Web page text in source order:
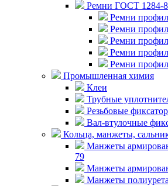
Ремни ГОСТ 1284-
Ремни
Ремни
Ремни
Ремни
Ремни
Промышленная химия
Клеи
Трубные
Резьбовые
Вал-втулочные
Кольца, манжеты,
Манжеты
79
Манжеты
Манжеты